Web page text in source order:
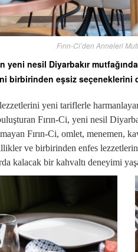
Fırın-Ci’den Anneleri
yeni nesil Diyarbakır
birbirinden eşsiz seçeneklerini
yeni tariflerle
Fırın-Ci, yeni nesil
Fırın-Ci, omlet, menemen,
ve birbirinden enfes
kalacak bir kahvaltı deneyimi